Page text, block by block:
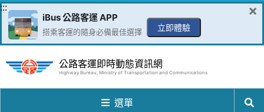
跳到主要內容區
:::
iBus 公路客運 APP
搭乘客運的隨身必備最佳選擇 立即體驗
×
公路客運即時動態資訊網
Highway Bureau, Ministry of Transportation and Communications
選單